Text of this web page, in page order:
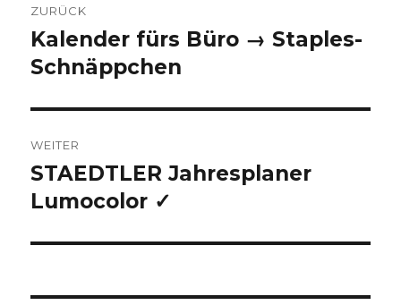
ZURÜCK
Vorheriger
Beitrag:
Kalender fürs Büro → Staples-
Schnäppchen
WEITER
Nächster
Beitrag:
STAEDTLER Jahresplaner
Lumocolor ✓